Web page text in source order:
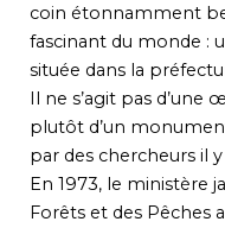
coin étonnamment
fascinant du monde :
située dans la
Il ne s’agit pas d’une
plutôt d’un
par des chercheurs il
En 1973, le ministère
Forêts et des Pêches